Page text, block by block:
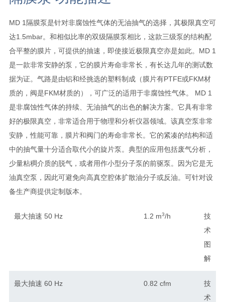
MD 1隔膜泵是针对非腐蚀性气体的无油抽气的选择，其极限真空可
达1.5mbar。和相似比率的双级隔膜泵相比，这款三级泵的结构配
合平整的膜片，可提供的抽速，即使接近极限真空亦是如此。MD 1
是一款非常安静的泵，它的膜片寿命非常长，有长达几年的测试数
据为证。气路是由铝和经挑选的塑料制成（膜片有PTFE或FKM材
质的，阀是FKM材质的），可广泛的适用于非腐蚀性气体。 MD 1
是非腐蚀性气体的持续、无油抽气的出色的解决方案。它具有非常
好的极限真空，非常适合用于物理和分析仪器领域。该真空泵非常
安静，性能可靠，膜片和阀门的寿命非常长。它的紧凑的结构和适
中的抽气量十分适合取代小的旋片泵。典型的应用包括废气分析，
少量粘稠介质的脱气，或者用作小型分子泵的前驱泵。因为它是无
油真空泵，因此可避免向高真空腔体扩散油分子或反油。可针对设
备生产商提供定制版本。
最大抽速 50 Hz 1.2 m3/h
技
术
图
解
最大抽速 60 Hz 0.82 cfm
技
术